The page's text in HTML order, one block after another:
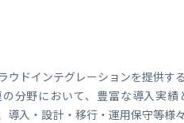
ウドインテグレーションを提供す
分野において、豊富な導入実績
導入・設計・移行・運用保守等様